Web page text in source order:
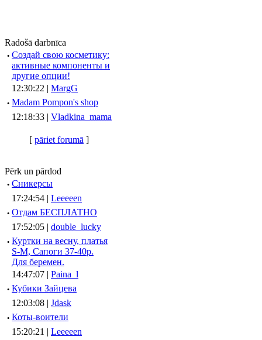
Radošā darbnīca
· Создай свою косметику:
активные компоненты и
другие опции!
12:30:22 | MargG
· Madam Pompon's shop
12:18:33 | Vladkina_mama
[ pāriet forumā ]
Pērk un pārdod
· Сникерсы
17:24:54 | Leeeeen
· Отдам БЕСПЛАТНО
17:52:05 | double_lucky
· Куртки на весну, платья
S-M, Сапоги 37-40р.
Для беремен.
14:47:07 | Paina_l
· Кубики Зайцева
12:03:08 | Jdask
· Коты-воители
15:20:21 | Leeeeen